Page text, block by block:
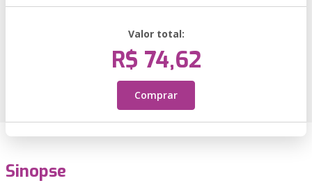
Valor total:
R$ 74,62
Comprar
Sinopse